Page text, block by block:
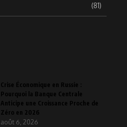
(81)
Crise Économique en Russie :
Pourquoi la Banque Centrale
Anticipe une Croissance Proche de
Zéro en 2026
août 6, 2026